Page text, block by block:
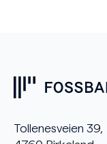
Tollenesveien 39,